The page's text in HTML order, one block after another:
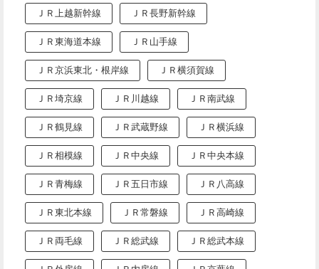
ＪＲ上越新幹線 ＪＲ長野新幹線
ＪＲ東海道本線 ＪＲ山手線
ＪＲ京浜東北・根岸線 ＪＲ横須賀線
ＪＲ埼京線 ＪＲ川越線 ＪＲ南武線
ＪＲ鶴見線 ＪＲ武蔵野線 ＪＲ横浜線
ＪＲ相模線 ＪＲ中央線 ＪＲ中央本線
ＪＲ青梅線 ＪＲ五日市線 ＪＲ八高線
ＪＲ東北本線 ＪＲ常磐線 ＪＲ高崎線
ＪＲ両毛線 ＪＲ総武線 ＪＲ総武本線